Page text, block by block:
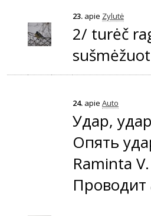
23. apie Zylutė
2/ turėč
24. apie Auto
Удар,
Опять
Raminta
Проводит